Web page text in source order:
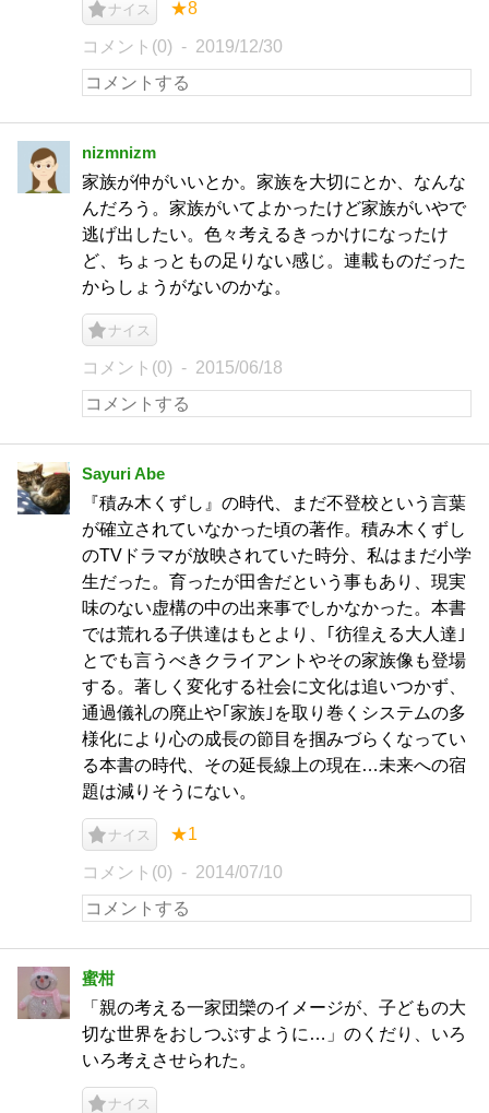
ナイス ★8
コメント(0) 2019/12/30
nizmnizm
家族が仲がいいとか。家族を大切にとか、なんな
んだろう。家族がいてよかったけど家族がいやで
逃げ出したい。色々考えるきっかけになったけ
ど、ちょっともの足りない感じ。連載ものだった
からしょうがないのかな。
ナイス
コメント(0) 2015/06/18
Sayuri Abe
『積み木くずし』の時代、まだ不登校という言葉
が確立されていなかった頃の著作。積み木くずし
のTVドラマが放映されていた時分、私はまだ小学
生だった。育ったが田舎だという事もあり、現実
味のない虚構の中の出来事でしかなかった。本書
では荒れる子供達はもとより、｢彷徨える大人達｣
とでも言うべきクライアントやその家族像も登場
する。著しく変化する社会に文化は追いつかず、
通過儀礼の廃止や｢家族｣を取り巻くシステムの多
様化により心の成長の節目を掴みづらくなってい
る本書の時代、その延長線上の現在…未来への宿
題は減りそうにない。
ナイス ★1
コメント(0) 2014/07/10
蜜柑
「親の考える一家団欒のイメージが、子どもの大
切な世界をおしつぶすように…」のくだり、いろ
いろ考えさせられた。
ナイス